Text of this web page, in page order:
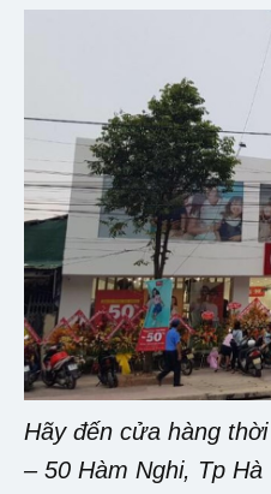
Hãy đến cửa hàng
– 50 Hàm Nghi, Tp